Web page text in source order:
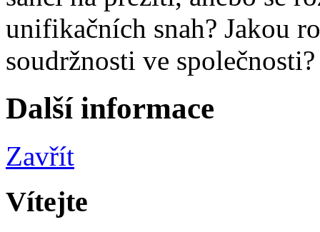
unifikačních snah? Jakou
soudržnosti ve společnosti?
Další informace
Zavřít
Vítejte